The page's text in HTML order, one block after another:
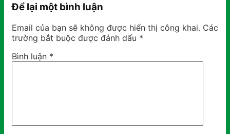
Để lại một bình luận
Email của bạn sẽ không được hiển thị công khai. Các
trường bắt buộc được đánh dấu *
Bình luận *